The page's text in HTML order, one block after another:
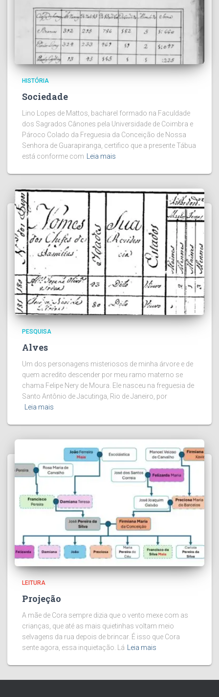
HISTÓRIA
Sociedade
Lino Lopes de Mattos, bacharel formado na Faculdade
dos Sagrados Cânones pela Universidade de Coimbra e
Pároco Colado da Freguesia da Conceição de Nossa
Senhora de Guarapiranga, certifico que a presente Tábua
está conforme com
Leia mais
PESQUISA
Alves
Um dos personagens misteriosos de minha árvore e de
quem acredito descender por meu ramo materno se
chama Felipe Nery de Moura. Ele nasceu na freguesia de
Santo Antônio de Jacutinga, Rio de Janeiro, por
Leia mais
LEITURA
Projeção
A mãe de Cora sempre dizia que o vento mexe com as
crianças, que até as mais quietinhas voltam meio
selvagens da rua depois de brincar. É isso que Cora
sente agora, essa inquietação. Lá
Leia mais